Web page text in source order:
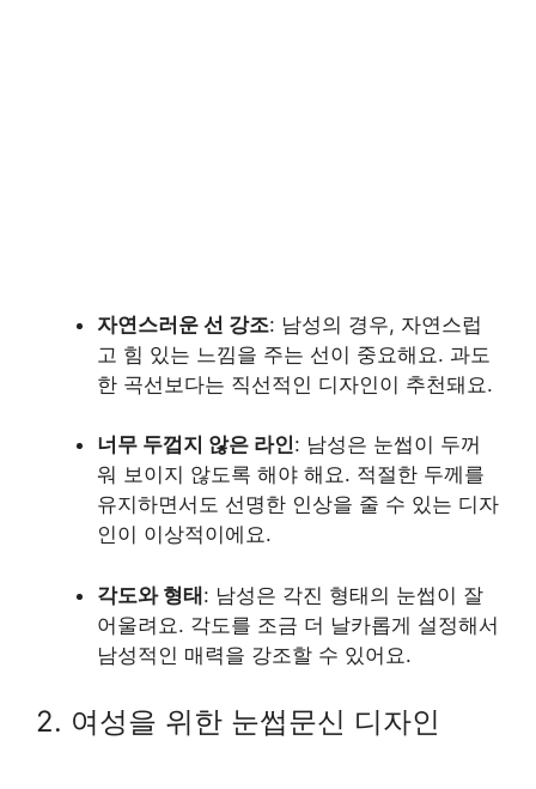
자연스러운 선 강조: 남성의 경우, 자연스럽
고 힘 있는 느낌을 주는 선이 중요해요. 과도
한 곡선보다는 직선적인 디자인이 추천돼요.
너무 두껍지 않은 라인: 남성은 눈썹이 두꺼
워 보이지 않도록 해야 해요. 적절한 두께를
유지하면서도 선명한 인상을 줄 수 있는 디자
인이 이상적이에요.
각도와 형태: 남성은 각진 형태의 눈썹이 잘
어울려요. 각도를 조금 더 날카롭게 설정해서
남성적인 매력을 강조할 수 있어요.
2. 여성을 위한 눈썹문신 디자인